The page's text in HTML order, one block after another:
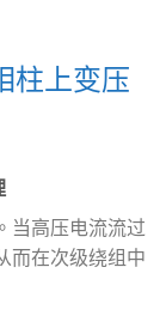
柱上变压
当高压电流流过
而在次级绕组中